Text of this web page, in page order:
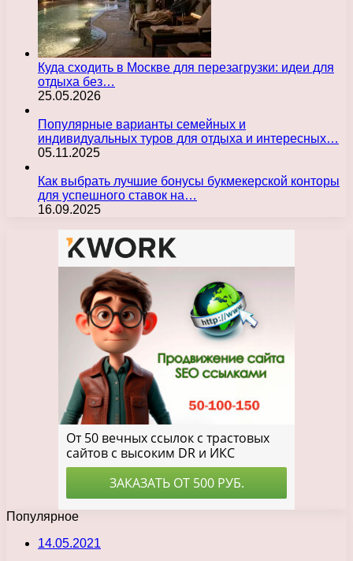
Куда сходить в Москве для перезагрузки: идеи для
отдыха без…
25.05.2026
Популярные варианты семейных и
индивидуальных туров для отдыха и интересных…
05.11.2025
Как выбрать лучшие бонусы букмекерской конторы
для успешного ставок на…
16.09.2025
Популярное
14.05.2021